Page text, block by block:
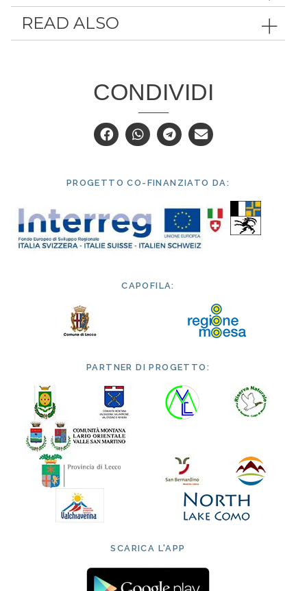
READ ALSO
CONDIVIDI
PROGETTO CO-FINANZIATO DA:
CAPOFILA:
PARTNER DI PROGETTO:
SCARICA L'APP